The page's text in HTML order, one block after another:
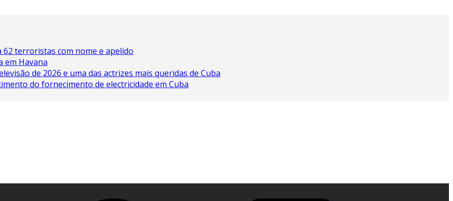
62 terroristas com nome e apelido
em Havana
de 2026 e uma das actrizes mais queridas de Cuba
do fornecimento de electricidade em Cuba